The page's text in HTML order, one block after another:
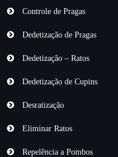
Controle de Pragas
Dedetização de Pragas
Dedetização – Ratos
Dedetização de Cupins
Desratização
Eliminar Ratos
Repelência a Pombos